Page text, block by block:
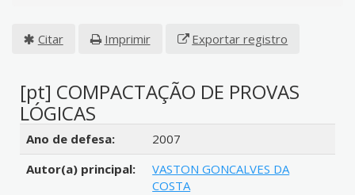
Citar Imprimir Exportar registro
[pt] COMPACTAÇÃO DE PROVAS
LÓGICAS
Detalhes bibliográficos
Ano de defesa:
2007
Autor(a) principal:
VASTON GONCALVES DA
COSTA